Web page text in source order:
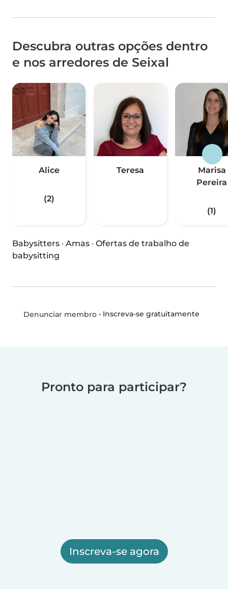
Descubra outras opções dentro
e nos arredores de Seixal
Alice
(2)
Teresa
Marisa
Pereira
(1)
Babysitters · Amas · Ofertas de trabalho de
babysitting
Denunciar membro• Inscreva-se gratuitamente
Pronto para participar?
Inscreva-se agora